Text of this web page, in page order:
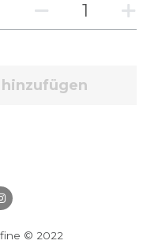
© 2022